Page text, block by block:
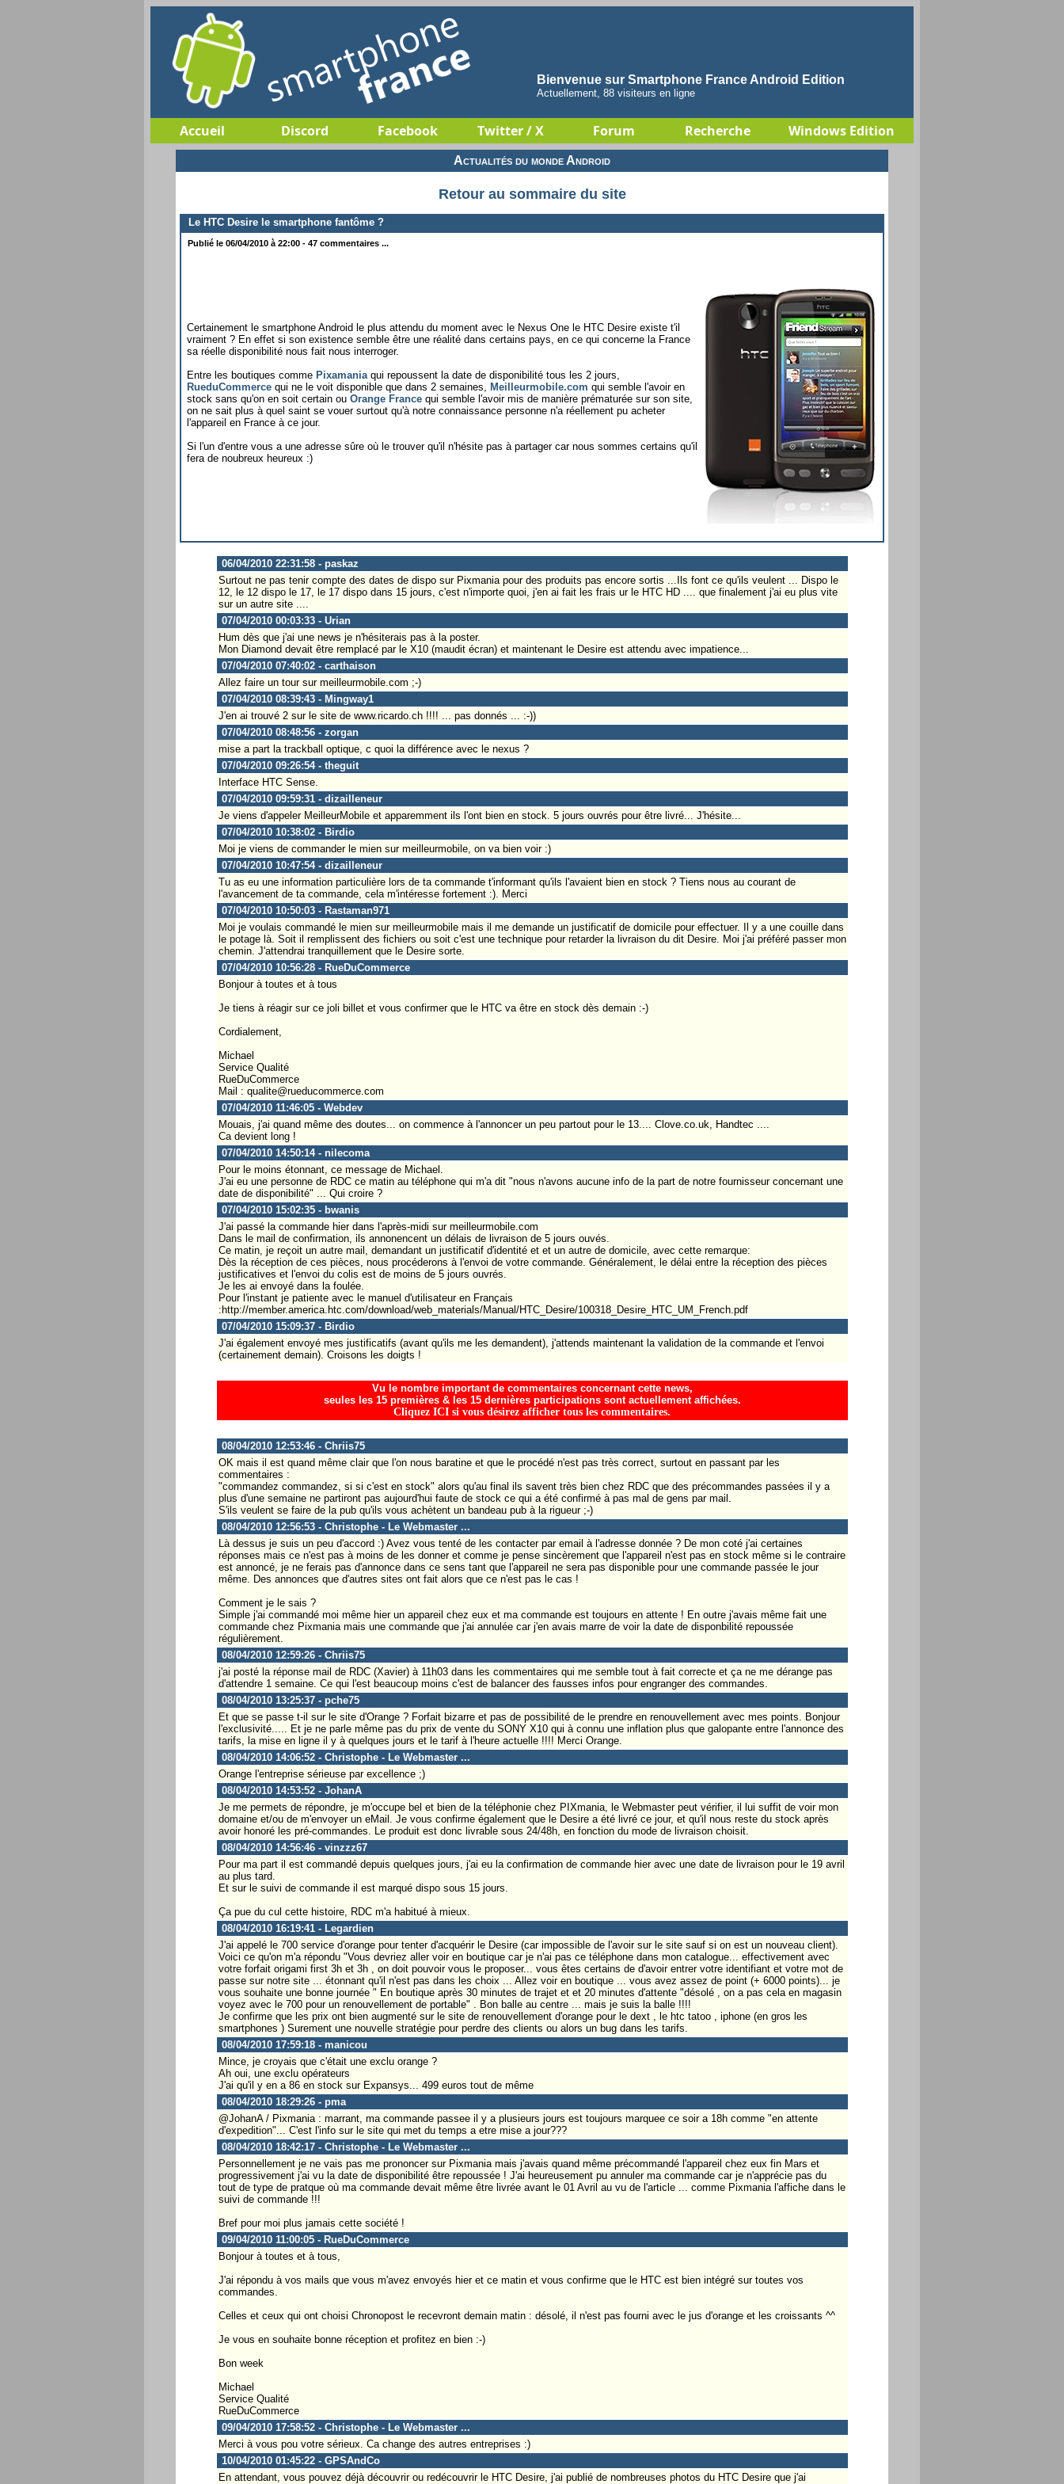
Bienvenue sur Smartphone France Android Edition
Actuellement, 88 visiteurs en ligne
Accueil Discord Facebook Twitter / X Forum Recherche Windows Edition
Actualités du monde Android
Retour au sommaire du site
Le HTC Desire le smartphone fantôme ?
Publié le 06/04/2010 à 22:00 - 47 commentaires ...
Certainement le smartphone Android le plus attendu du moment avec le Nexus One le HTC Desire existe t'il
vraiment ? En effet si son existence semble être une réalité dans certains pays, en ce qui concerne la France
sa réelle disponibilité nous fait nous interroger.
Entre les boutiques comme Pixamania qui repoussent la date de disponibilité tous les 2 jours,
RueduCommerce qui ne le voit disponible que dans 2 semaines, Meilleurmobile.com qui semble l'avoir en
stock sans qu'on en soit certain ou Orange France qui semble l'avoir mis de manière prématurée sur son site,
on ne sait plus à quel saint se vouer surtout qu'à notre connaissance personne n'a réellement pu acheter
l'appareil en France à ce jour.
Si l'un d'entre vous a une adresse sûre où le trouver qu'il n'hésite pas à partager car nous sommes certains qu'il
fera de noubreux heureux :)
06/04/2010 22:31:58 - paskaz
Surtout ne pas tenir compte des dates de dispo sur Pixmania pour des produits pas encore sortis ...Ils font ce qu'ils veulent ... Dispo le
12, le 12 dispo le 17, le 17 dispo dans 15 jours, c'est n'importe quoi, j'en ai fait les frais ur le HTC HD .... que finalement j'ai eu plus vite
sur un autre site ....
07/04/2010 00:03:33 - Urian
Hum dès que j'ai une news je n'hésiterais pas à la poster.
Mon Diamond devait être remplacé par le X10 (maudit écran) et maintenant le Desire est attendu avec impatience...
07/04/2010 07:40:02 - carthaison
Allez faire un tour sur meilleurmobile.com ;-)
07/04/2010 08:39:43 - Mingway1
J'en ai trouvé 2 sur le site de www.ricardo.ch !!!! ... pas donnés ... :-))
07/04/2010 08:48:56 - zorgan
mise a part la trackball optique, c quoi la différence avec le nexus ?
07/04/2010 09:26:54 - theguit
Interface HTC Sense.
07/04/2010 09:59:31 - dizailleneur
Je viens d'appeler MeilleurMobile et apparemment ils l'ont bien en stock. 5 jours ouvrés pour être livré... J'hésite...
07/04/2010 10:38:02 - Birdio
Moi je viens de commander le mien sur meilleurmobile, on va bien voir :)
07/04/2010 10:47:54 - dizailleneur
Tu as eu une information particulière lors de ta commande t'informant qu'ils l'avaient bien en stock ? Tiens nous au courant de
l'avancement de ta commande, cela m'intéresse fortement :). Merci
07/04/2010 10:50:03 - Rastaman971
Moi je voulais commandé le mien sur meilleurmobile mais il me demande un justificatif de domicile pour effectuer. Il y a une couille dans
le potage là. Soit il remplissent des fichiers ou soit c'est une technique pour retarder la livraison du dit Desire. Moi j'ai préféré passer mon
chemin. J'attendrai tranquillement que le Desire sorte.
07/04/2010 10:56:28 - RueDuCommerce
Bonjour à toutes et à tous
Je tiens à réagir sur ce joli billet et vous confirmer que le HTC va être en stock dès demain :-)
Cordialement,
Michael
Service Qualité
RueDuCommerce
Mail : qualite@rueducommerce.com
07/04/2010 11:46:05 - Webdev
Mouais, j'ai quand même des doutes... on commence à l'annoncer un peu partout pour le 13.... Clove.co.uk, Handtec ....
Ca devient long !
07/04/2010 14:50:14 - nilecoma
Pour le moins étonnant, ce message de Michael.
J'ai eu une personne de RDC ce matin au téléphone qui m'a dit "nous n'avons aucune info de la part de notre fournisseur concernant une
date de disponibilité" ... Qui croire ?
07/04/2010 15:02:35 - bwanis
J'ai passé la commande hier dans l'après-midi sur meilleurmobile.com
Dans le mail de confirmation, ils annonencent un délais de livraison de 5 jours ouvés.
Ce matin, je reçoit un autre mail, demandant un justificatif d'identité et et un autre de domicile, avec cette remarque:
Dès la réception de ces pièces, nous procéderons à l'envoi de votre commande. Généralement, le délai entre la réception des pièces
justificatives et l'envoi du colis est de moins de 5 jours ouvrés.
Je les ai envoyé dans la foulée.
Pour l'instant je patiente avec le manuel d'utilisateur en Français
:http://member.america.htc.com/download/web_materials/Manual/HTC_Desire/100318_Desire_HTC_UM_French.pdf
07/04/2010 15:09:37 - Birdio
J'ai également envoyé mes justificatifs (avant qu'ils me les demandent), j'attends maintenant la validation de la commande et l'envoi
(certainement demain). Croisons les doigts !
Vu le nombre important de commentaires concernant cette news,
seules les 15 premières & les 15 dernières participations sont actuellement affichées.
Cliquez ICI si vous désirez afficher tous les commentaires.
08/04/2010 12:53:46 - Chriis75
OK mais il est quand même clair que l'on nous baratine et que le procédé n'est pas très correct, surtout en passant par les
commentaires :
"commandez commandez, si si c'est en stock" alors qu'au final ils savent très bien chez RDC que des précommandes passées il y a
plus d'une semaine ne partiront pas aujourd'hui faute de stock ce qui a été confirmé à pas mal de gens par mail.
S'ils veulent se faire de la pub qu'ils vous achètent un bandeau pub à la rigueur ;-)
08/04/2010 12:56:53 - Christophe - Le Webmaster ...
Là dessus je suis un peu d'accord :) Avez vous tenté de les contacter par email à l'adresse donnée ? De mon coté j'ai certaines
réponses mais ce n'est pas à moins de les donner et comme je pense sincèrement que l'appareil n'est pas en stock même si le contraire
est annoncé, je ne ferais pas d'annonce dans ce sens tant que l'appareil ne sera pas disponible pour une commande passée le jour
même. Des annonces que d'autres sites ont fait alors que ce n'est pas le cas !
Comment je le sais ?
Simple j'ai commandé moi même hier un appareil chez eux et ma commande est toujours en attente ! En outre j'avais même fait une
commande chez Pixmania mais une commande que j'ai annulée car j'en avais marre de voir la date de disponbilité repoussée
régulièrement.
08/04/2010 12:59:26 - Chriis75
j'ai posté la réponse mail de RDC (Xavier) à 11h03 dans les commentaires qui me semble tout à fait correcte et ça ne me dérange pas
d'attendre 1 semaine. Ce qui l'est beaucoup moins c'est de balancer des fausses infos pour engranger des commandes.
08/04/2010 13:25:37 - pche75
Et que se passe t-il sur le site d'Orange ? Forfait bizarre et pas de possibilité de le prendre en renouvellement avec mes points. Bonjour
l'exclusivité..... Et je ne parle même pas du prix de vente du SONY X10 qui à connu une inflation plus que galopante entre l'annonce des
tarifs, la mise en ligne il y à quelques jours et le tarif à l'heure actuelle !!!! Merci Orange.
08/04/2010 14:06:52 - Christophe - Le Webmaster ...
Orange l'entreprise sérieuse par excellence ;)
08/04/2010 14:53:52 - JohanA
Je me permets de répondre, je m'occupe bel et bien de la téléphonie chez PIXmania, le Webmaster peut vérifier, il lui suffit de voir mon
domaine et/ou de m'envoyer un eMail. Je vous confirme également que le Desire a été livré ce jour, et qu'il nous reste du stock après
avoir honoré les pré-commandes. Le produit est donc livrable sous 24/48h, en fonction du mode de livraison choisit.
08/04/2010 14:56:46 - vinzzz67
Pour ma part il est commandé depuis quelques jours, j'ai eu la confirmation de commande hier avec une date de livraison pour le 19 avril
au plus tard.
Et sur le suivi de commande il est marqué dispo sous 15 jours.
Ça pue du cul cette histoire, RDC m'a habitué à mieux.
08/04/2010 16:19:41 - Legardien
J'ai appelé le 700 service d'orange pour tenter d'acquérir le Desire (car impossible de l'avoir sur le site sauf si on est un nouveau client).
Voici ce qu'on m'a répondu "Vous devriez aller voir en boutique car je n'ai pas ce téléphone dans mon catalogue... effectivement avec
votre forfait origami first 3h et 3h , on doit pouvoir vous le proposer... vous êtes certains de d'avoir entrer votre identifiant et votre mot de
passe sur notre site ... étonnant qu'il n'est pas dans les choix ... Allez voir en boutique ... vous avez assez de point (+ 6000 points)... je
vous souhaite une bonne journée " En boutique après 30 minutes de trajet et et 20 minutes d'attente "désolé , on a pas cela en magasin
voyez avec le 700 pour un renouvellement de portable" . Bon balle au centre ... mais je suis la balle !!!!
Je confirme que les prix ont bien augmenté sur le site de renouvellement d'orange pour le dext , le htc tatoo , iphone (en gros les
smartphones ) Surement une nouvelle stratégie pour perdre des clients ou alors un bug dans les tarifs.
08/04/2010 17:59:18 - manicou
Mince, je croyais que c'était une exclu orange ?
Ah oui, une exclu opérateurs
J'ai qu'il y en a 86 en stock sur Expansys... 499 euros tout de même
08/04/2010 18:29:26 - pma
@JohanA / Pixmania : marrant, ma commande passee il y a plusieurs jours est toujours marquee ce soir a 18h comme "en attente
d'expedition"... C'est l'info sur le site qui met du temps a etre mise a jour???
08/04/2010 18:42:17 - Christophe - Le Webmaster ...
Personnellement je ne vais pas me prononcer sur Pixmania mais j'avais quand même précommandé l'appareil chez eux fin Mars et
progressivement j'ai vu la date de disponibilité être repoussée ! J'ai heureusement pu annuler ma commande car je n'apprécie pas du
tout de type de pratque où ma commande devait même être livrée avant le 01 Avril au vu de l'article ... comme Pixmania l'affiche dans le
suivi de commande !!!
Bref pour moi plus jamais cette société !
09/04/2010 11:00:05 - RueDuCommerce
Bonjour à toutes et à tous,
J'ai répondu à vos mails que vous m'avez envoyés hier et ce matin et vous confirme que le HTC est bien intégré sur toutes vos
commandes.
Celles et ceux qui ont choisi Chronopost le recevront demain matin : désolé, il n'est pas fourni avec le jus d'orange et les croissants ^^
Je vous en souhaite bonne réception et profitez en bien :-)
Bon week
Michael
Service Qualité
RueDuCommerce
09/04/2010 17:58:52 - Christophe - Le Webmaster ...
Merci à vous pou votre sérieux. Ca change des autres entreprises :)
10/04/2010 01:45:22 - GPSAndCo
En attendant, vous pouvez déjà découvrir ou redécouvrir le HTC Desire, j'ai publié de nombreuses photos du HTC Desire que j'ai